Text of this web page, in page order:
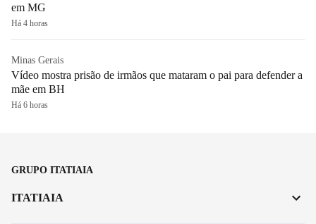
em MG
Há 4 horas
Minas Gerais
Vídeo mostra prisão de irmãos que mataram o pai para defender a
mãe em BH
Há 6 horas
GRUPO ITATIAIA
ITATIAIA